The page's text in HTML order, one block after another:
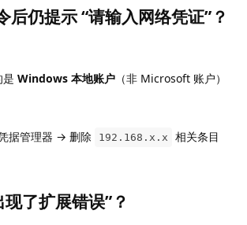
后仍提示 “请输入网络凭证”？
Windows 本地账户 （非 Microsoft 账户）
据管理器 → 删除
192.168.x.x
相关条目
了扩展错误”？